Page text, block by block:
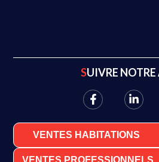
SUIVRE
VENTES HABITATIONS
VENTES PROFESSIONNELS